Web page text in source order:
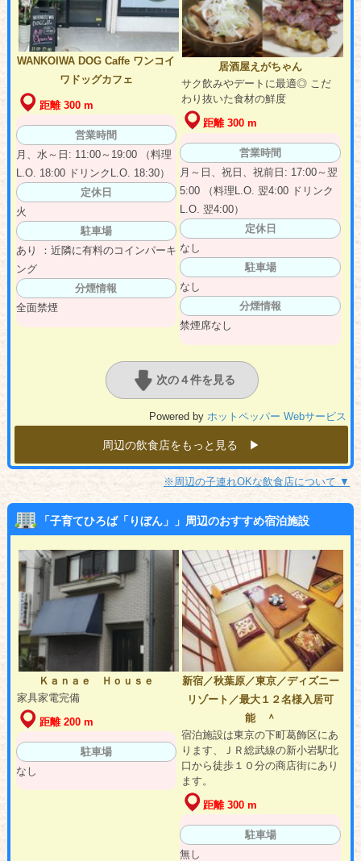
WANKOIWA DOG Caffe ワンコイ
ワドッグカフェ
距離 300 m
営業時間
月、水～日: 11:00～19:00 （料理
L.O. 18:00 ドリンクL.O. 18:30）
定休日
火
駐車場
あり ：近隣に有料のコインパーキ
ング
分煙情報
全面禁煙
居酒屋えがちゃん
サク飲みやデートに最適◎ こだ
わり抜いた食材の鮮度
距離 300 m
営業時間
月～日、祝日、祝前日: 17:00～翌
5:00 （料理L.O. 翌4:00 ドリンク
L.O. 翌4:00）
定休日
なし
駐車場
なし
分煙情報
禁煙席なし
次の４件を見る
Powered by ホットペッパー Webサービス
周辺の飲食店をもっと見る ▶︎
※周辺の子連れOKな飲食店について ▼
「子育てひろば「りぼん」」周辺のおすすめ宿泊施設
Ｋａｎａｅ Ｈｏｕｓｅ
家具家電完備
距離 200 m
駐車場
なし
新宿／秋葉原／東京／ディズニー
リゾート／最大１２名様入居可
能 ＾
宿泊施設は東京の下町葛飾区にあ
ります、ＪＲ総武線の新小岩駅北
口から徒歩１０分の商店街にあり
ます。
距離 300 m
駐車場
無し